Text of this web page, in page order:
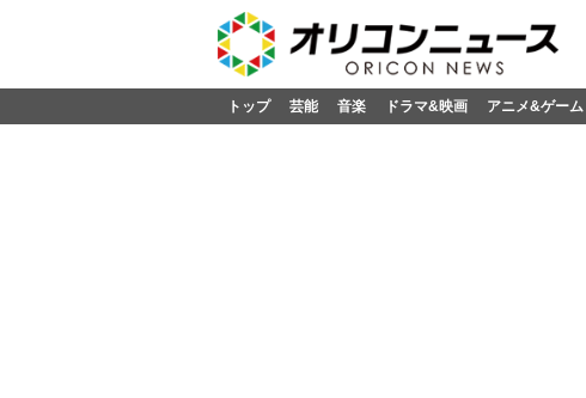
トップ 芸能 音楽 ドラマ&映画 アニメ&ゲーム